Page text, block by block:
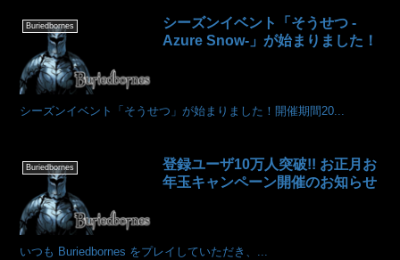
Buriedbornes
シーズンイベント「そうせつ -
Azure Snow-」が始まりました！
シーズンイベント「そうせつ」が始まりました！開催期間20...
Buriedbornes
登録ユーザ10万人突破!! お正月お
年玉キャンペーン開催のお知らせ
いつも Buriedbornes をプレイしていただき、...